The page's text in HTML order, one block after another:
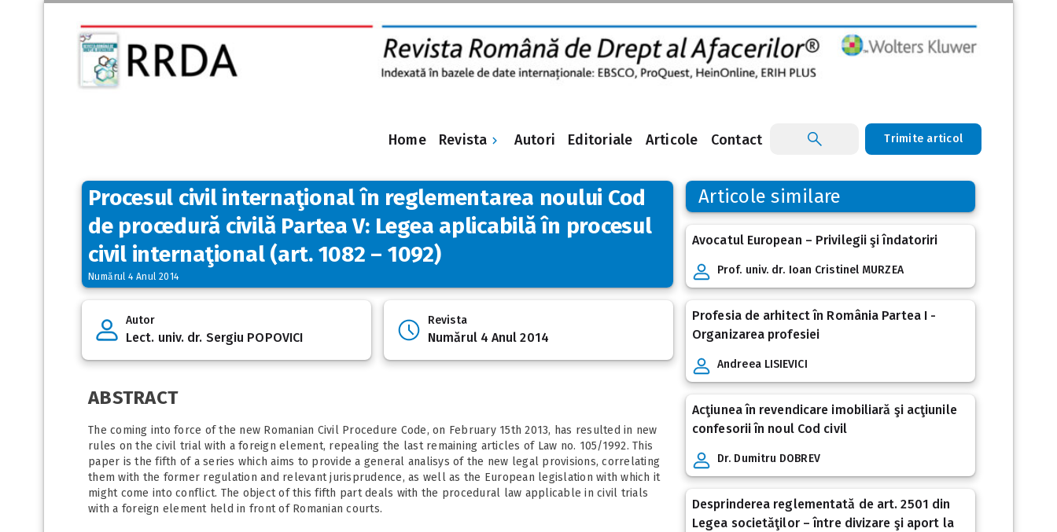
Home Revista Autori Editoriale Articole Contact Trimite articol
Procesul civil internaţional în reglementarea noului Cod
de procedură civilă Partea V: Legea aplicabilă în procesul
civil internaţional (art. 1082 – 1092)
Numărul 4 Anul 2014
Autor
Lect. univ. dr. Sergiu POPOVICI
Revista
Numărul 4 Anul 2014
ABSTRACT
The coming into force of the new Romanian Civil Procedure Code, on February 15th 2013, has resulted in new
rules on the civil trial with a foreign element, repealing the last remaining articles of Law no. 105/1992. This
paper is the fifth of a series which aims to provide a general analisys of the new legal provisions, correlating
them with the former regulation and relevant jurisprudence, as well as the European legislation with which it
might come into conflict. The object of this fifth part deals with the procedural law applicable in civil trials
with a foreign element held in front of Romanian courts.
Articole similare
Avocatul European – Privilegii şi îndatoriri
Prof. univ. dr. Ioan Cristinel MURZEA
Profesia de arhitect în România Partea I -
Organizarea profesiei
Andreea LISIEVICI
Acţiunea în revendicare imobiliară şi acţiunile
confesorii în noul Cod civil
Dr. Dumitru DOBREV
Desprinderea reglementată de art. 2501 din
Legea societăţilor – între divizare şi aport la